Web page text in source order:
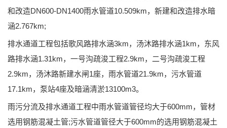
和改造DN600-DN1400雨水管道10.509km，新建和改造排水暗
涵2.767km;
排水通道工程包括歌风路排水涵3km，汤沐路排水涵1km，东风
路排水涵1.31km，一号沟疏浚工程2.9km，二号沟疏浚工程
2.9km，汤沐路新建水闸1座，雨水管道21.9km，污水管道
17.1km，泵站4座及暗涵清淤13100m3。
雨污分流及排水通道工程中雨水管道管径均大于600mm，管材
选用钢筋混凝土管;污水管道管径大于600mm的选用钢筋混凝土